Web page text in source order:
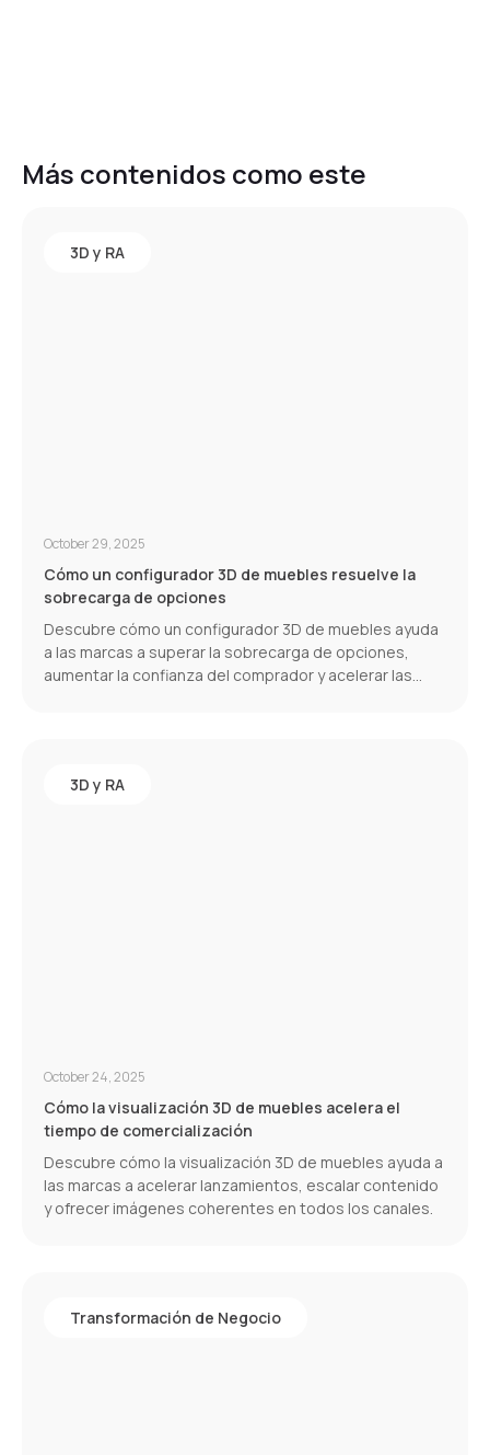
Más contenidos como este
3D y RA
October 29, 2025
Cómo un configurador 3D de muebles resuelve la
sobrecarga de opciones
Descubre cómo un configurador 3D de muebles ayuda
a las marcas a superar la sobrecarga de opciones,
aumentar la confianza del comprador y acelerar las
3D y RA
October 24, 2025
Cómo la visualización 3D de muebles acelera el
tiempo de comercialización
Descubre cómo la visualización 3D de muebles ayuda a
las marcas a acelerar lanzamientos, escalar contenido
y ofrecer imágenes coherentes en todos los canales.
Transformación de Negocio